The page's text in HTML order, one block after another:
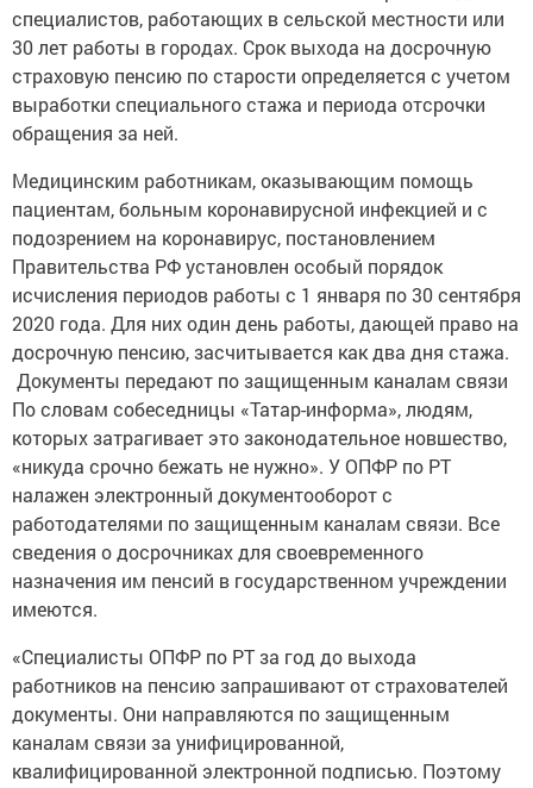
30 лет работы в городах. Срок выхода на досрочную
страховую пенсию по старости определяется с учетом
выработки специального стажа и периода отсрочки
обращения за ней.
пациентам, больным коронавирусной инфекцией и с
подозрением на коронавирус, постановлением
Правительства РФ установлен особый порядок
исчисления периодов работы с 1 января по 30 сентября
2020 года. Для них один день работы, дающей право на
досрочную пенсию, засчитывается как два дня стажа.
Документы передают по защищенным каналам связи
По словам собеседницы «Татар-информа», людям,
которых затрагивает это законодательное новшество,
«никуда срочно бежать не нужно». У ОПФР по РТ
налажен электронный документооборот с
работодателями по защищенным каналам связи. Все
сведения о досрочниках для своевременного
назначения им пенсий в государственном учреждении
имеются.
работников на пенсию запрашивают от страхователей
документы. Они направляются по защищенным
каналам связи за унифицированной,
квалифицированной электронной подписью. Поэтому
дополнительное предоставление оригиналов